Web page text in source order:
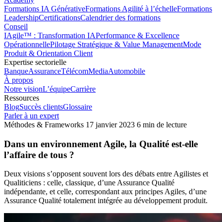
Formations IA GénérativeFormations Agilité à l’échelleFormations
LeadershipCertificationsCalendrier des formations
Conseil
IAgile™ : Transformation IAPerformance & Excellence
OpérationnellePilotage Stratégique & Value ManagementMode
Produit & Orientation Client
Expertise sectorielle
BanqueAssuranceTélécomMediaAutomobile
À propos
Notre visionL’équipeCarrière
Ressources
BlogSuccès clientsGlossaire
Parler à un expert
Méthodes & Frameworks 17 janvier 2023 6 min de lecture
Dans un environnement Agile, la Qualité est-elle
l’affaire de tous ?
Deux visions s’opposent souvent lors des débats entre Agilistes et
Qualiticiens : celle, classique, d’une Assurance Qualité
indépendante, et celle, correspondant aux principes Agiles, d’une
Assurance Qualité totalement intégrée au développement produit.